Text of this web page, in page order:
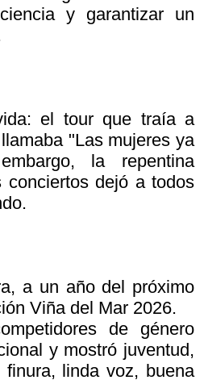
y garantizar un
el tour que traía a
"Las mujeres ya
la repentina
conciertos dejó a todos
a un año del próximo
Viña del Mar 2026.
de género
y mostró juventud,
finura, linda voz, buena